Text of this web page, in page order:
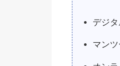
デジ
マン